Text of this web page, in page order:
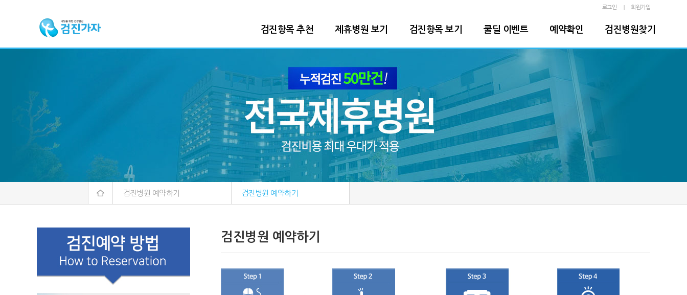
로그인 회원가입
검진항목 추천 제휴병원 보기 검진항목 보기 쿨딜 이벤트 예약확인 검진병원찾기
검진병원 예약하기 검진병원 예약하기
검진병원 예약하기